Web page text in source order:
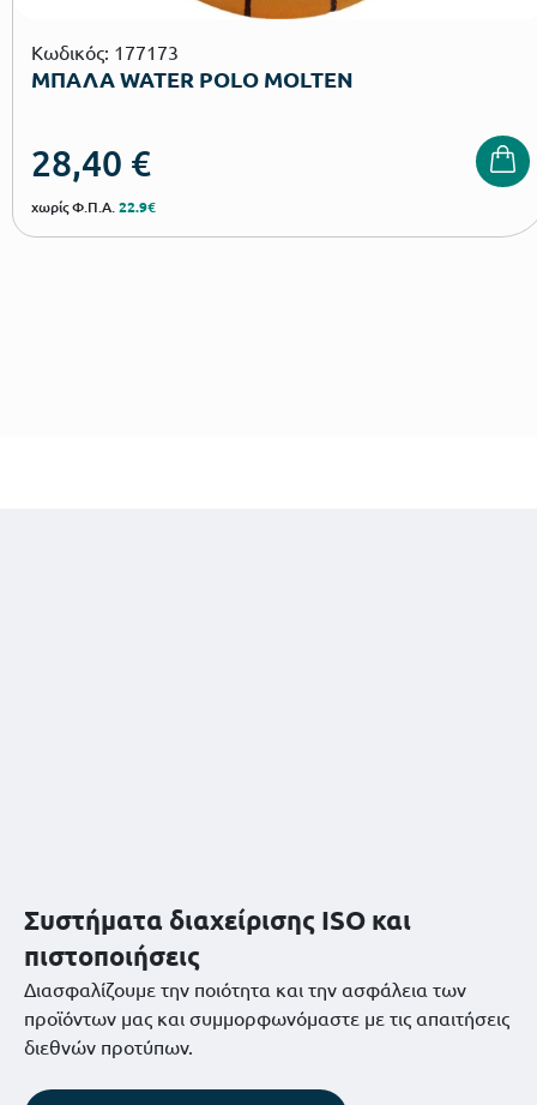
Κωδικός: 177173
ΜΠΑΛΑ WATER POLO MOLTEN
28,40 €
χωρίς Φ.Π.Α.22.9€
Συστήματα διαχείρισης ISO και
πιστοποιήσεις
Διασφαλίζουμε την ποιότητα και την ασφάλεια των
προϊόντων μας και συμμορφωνόμαστε με τις απαιτήσεις
διεθνών προτύπων.